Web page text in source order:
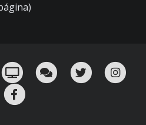
email! canal en Telegram!
Oink! TV Charla con nosotros
Twitter